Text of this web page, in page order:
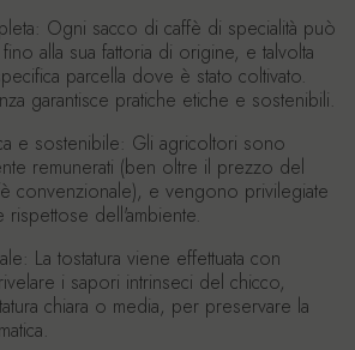
Ogni sacco di caffè di specialità può
alla sua fattoria di origine, e talvolta
parcella dove è stato coltivato.
garantisce pratiche etiche e sostenibili.
e sostenibile: Gli agricoltori sono
remunerati (ben oltre il prezzo del
convenzionale), e vengono privilegiate
rispettose dell'ambiente.
La tostatura viene effettuata con
i sapori intrinseci del chicco,
chiara o media, per preservare la